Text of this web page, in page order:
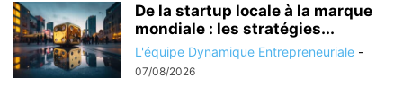
De la startup locale à la marque
mondiale : les stratégies...
L'équipe Dynamique Entrepreneuriale -
07/08/2026